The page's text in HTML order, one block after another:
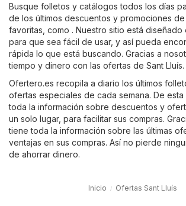
Busque folletos y catálogos todos los días
de los últimos descuentos y promociones de
favoritas, como . Nuestro sitio está diseñado
para que sea fácil de usar, y así pueda
rápida lo que está buscando. Gracias a
tiempo y dinero con las ofertas de Sant Lluís.
Ofertero.es recopila a diario los últimos
ofertas especiales de cada semana. De
toda la información sobre descuentos y
un solo lugar, para facilitar sus compras.
tiene toda la información sobre las últimas
ventajas en sus compras. Así no pierde
de ahorrar dinero.
Inicio Ofertas Sant Lluís